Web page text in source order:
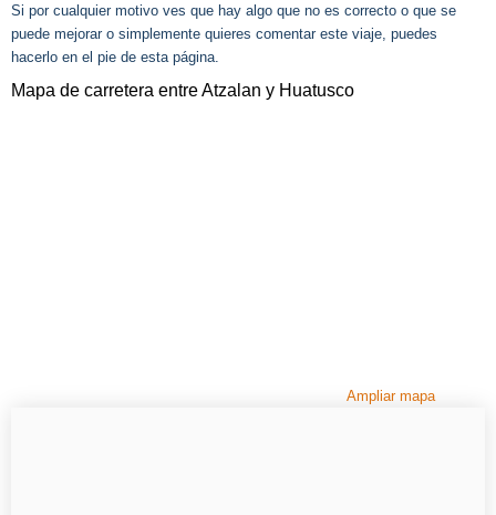
Si por cualquier motivo ves que hay algo que no es correcto o que se
puede mejorar o simplemente quieres comentar este viaje, puedes
hacerlo en el pie de esta página.
Mapa de carretera entre Atzalan y Huatusco
Ampliar mapa